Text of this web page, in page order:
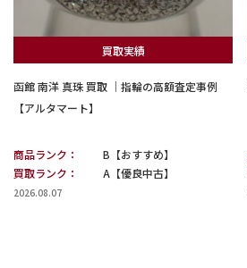
買取実績
函館 南洋 真珠 買取 ｜指輪の高額査定事例
【アルタマート】
商品ランク：
B【おすすめ】
買取ランク：
A【優良中古】
2026.08.07